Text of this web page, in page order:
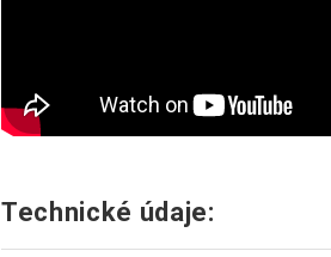
Technické údaje: